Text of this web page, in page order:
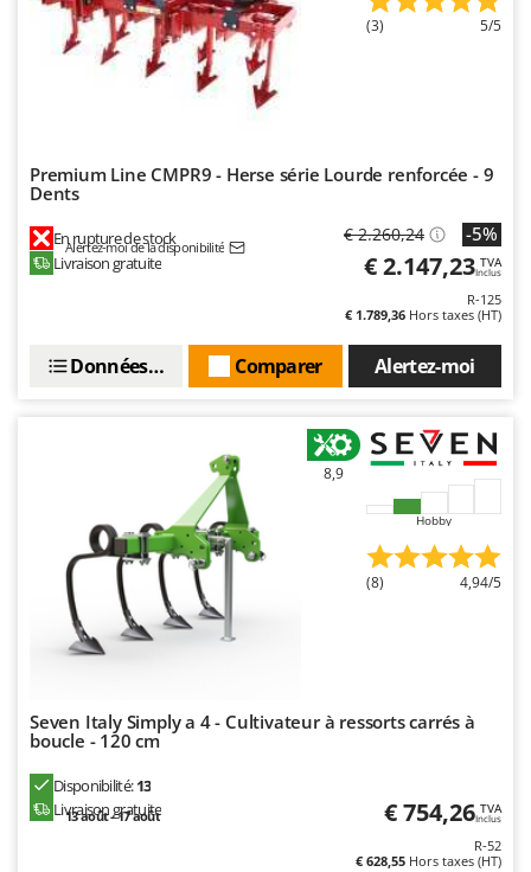
Worx
Yard Force
Zephir
Zodiac
(3) 5/5
Premium Line CMPR9 - Herse série Lourde renforcée - 9
Dents
En rupture de stock
Alertez-moi de la disponibilité
Livraison gratuite
€ 2.260,24 -5%
€ 2.147,23 TVA
Inclus
R-125
€ 1.789,36 Hors taxes (HT)
Alertez-moi
Comparer
Données techniques
8,9
Hobby
(8) 4,94/5
Seven Italy Simply a 4 - Cultivateur à ressorts carrés à
boucle - 120 cm
Disponibilité:13
Livraison gratuite
13 août - 17 août € 754,26 TVA
Inclus
R-52
€ 628,55 Hors taxes (HT)